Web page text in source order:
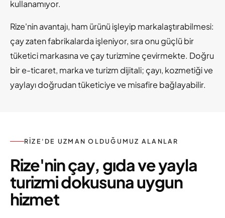
kullanamıyor.
Rize'nin avantajı, ham ürünü işleyip markalaştırabilmesi:
çay zaten fabrikalarda işleniyor, sıra onu güçlü bir
tüketici markasına ve çay turizmine çevirmekte. Doğru
bir e-ticaret, marka ve turizm dijitali; çayı, kozmetiği ve
yaylayı doğrudan tüketiciye ve misafire bağlayabilir.
RIZE'DE UZMAN OLDUĞUMUZ ALANLAR
Rize'nin çay, gıda ve yayla
turizmi dokusuna uygun
hizmet